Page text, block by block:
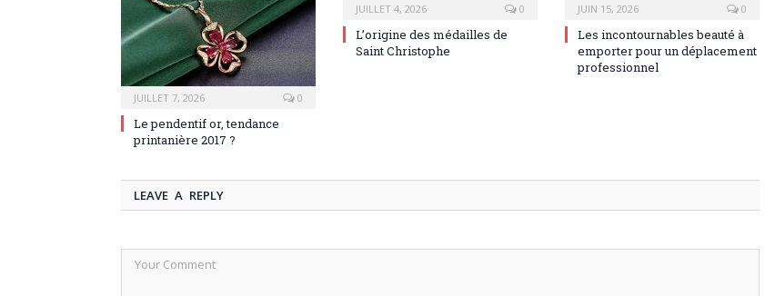
JUILLET 7, 2026 0
Le pendentif or, tendance
printanière 2017 ?
JUILLET 4, 2026 0
L’origine des médailles de
Saint Christophe
JUIN 15, 2026 0
Les incontournables beauté à
emporter pour un déplacement
professionnel
LEAVE A REPLY